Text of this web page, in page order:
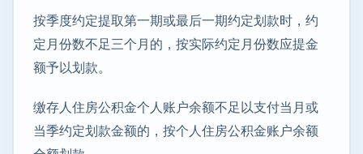
按季度约定提取第一期或最后一期约定划款时，约
定月份数不足三个月的，按实际约定月份数应提金
额予以划款。
缴存人住房公积金个人账户余额不足以支付当月或
当季约定划款金额的，按个人住房公积金账户余额